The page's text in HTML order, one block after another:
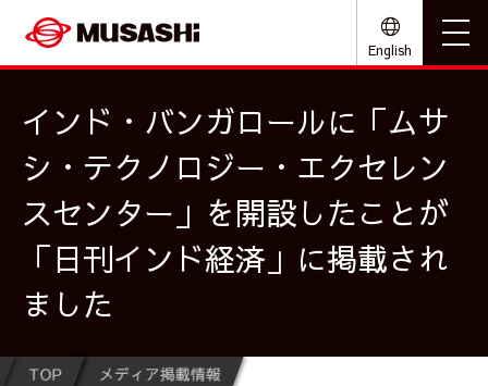
English
インド・バンガロールに「ムサ
シ・テクノロジー・エクセレン
スセンター」を開設したことが
「日刊インド経済」に掲載され
ました
TOP
メディア掲載情報